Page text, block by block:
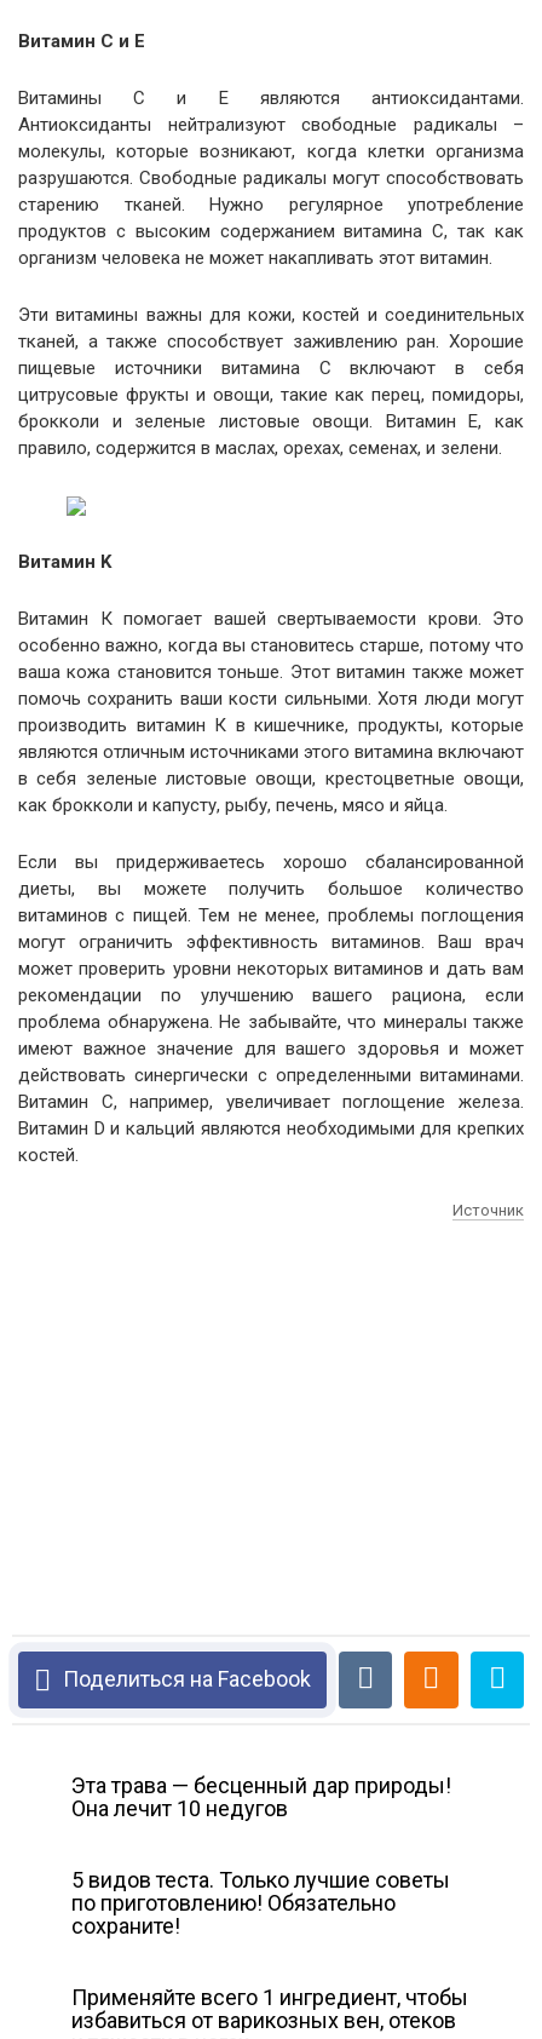
Витамин С и Е
Витамины С и Е являются антиоксидантами.
Антиоксиданты нейтрализуют свободные радикалы –
молекулы, которые возникают, когда клетки организма
разрушаются. Свободные радикалы могут способствовать
старению тканей. Нужно регулярное употребление
продуктов с высоким содержанием витамина С, так как
организм человека не может накапливать этот витамин.
Эти витамины важны для кожи, костей и соединительных
тканей, а также способствует заживлению ран. Хорошие
пищевые источники витамина С включают в себя
цитрусовые фрукты и овощи, такие как перец, помидоры,
брокколи и зеленые листовые овощи. Витамин Е, как
правило, содержится в маслах, орехах, семенах, и зелени.
Витамин K
Витамин К помогает вашей свертываемости крови. Это
особенно важно, когда вы становитесь старше, потому что
ваша кожа становится тоньше. Этот витамин также может
помочь сохранить ваши кости сильными. Хотя люди могут
производить витамин К в кишечнике, продукты, которые
являются отличным источниками этого витамина включают
в себя зеленые листовые овощи, крестоцветные овощи,
как брокколи и капусту, рыбу, печень, мясо и яйца.
Если вы придерживаетесь хорошо сбалансированной
диеты, вы можете получить большое количество
витаминов с пищей. Тем не менее, проблемы поглощения
могут ограничить эффективность витаминов. Ваш врач
может проверить уровни некоторых витаминов и дать вам
рекомендации по улучшению вашего рациона, если
проблема обнаружена. Не забывайте, что минералы также
имеют важное значение для вашего здоровья и может
действовать синергически с определенными витаминами.
Витамин С, например, увеличивает поглощение железа.
Витамин D и кальций являются необходимыми для крепких
костей.
Источник
Поделиться на Facebook
Эта трава — бесценный дар природы!
Она лечит 10 недугов
5 видов теста. Только лучшие советы
по приготовлению! Обязательно
сохраните!
Применяйте всего 1 ингредиент, чтобы
избавиться от варикозных вен, отеков